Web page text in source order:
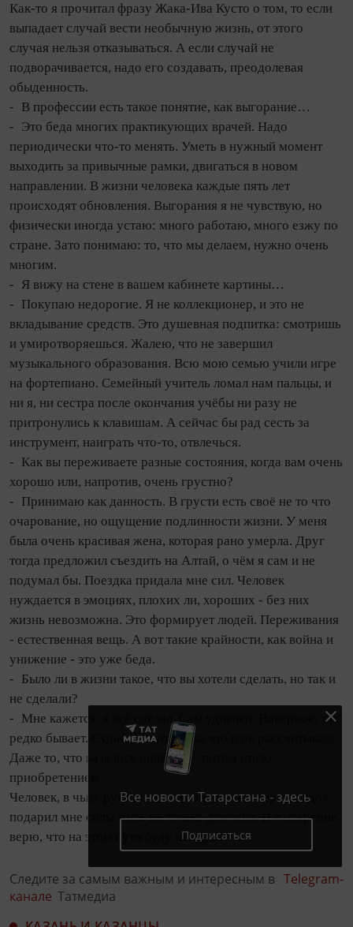
Как‑то я прочитал фразу Жака‑Ива Кусто о том, то если
выпадает случай вести необычную жизнь, от этого
случая нельзя отказываться. А если случай не
подворачивается, надо его создавать, преодолевая
обыденность.
- В профессии есть такое понятие, как выгорание…
- Это беда многих практикующих врачей. Надо
периодически что‑то менять. Уметь в нужный момент
выходить за привычные рамки, двигаться в новом
направлении. В жизни человека каждые пять лет
происходят обновления. Выгорания я не чувствую, но
физически ино­гда устаю: много работаю, много езжу по
стране. Зато понимаю: то, что мы делаем, нужно очень
многим.
- Я вижу на стене в вашем кабинете картины…
- Покупаю недорогие. Я не коллекционер, и это не
вкладывание средств. Это душевная подпитка: смотришь
и умиротворяешься. Жалею, что не завершил
музыкального образования. Всю мою семью учили игре
на фортепиано. Семейный учитель ломал нам пальцы, и
ни я, ни сестра после окончания учёбы ни разу не
притронулись к клавишам. А сейчас бы рад сесть за
инструмент, наиграть что‑то, отвлечься.
- Как вы переживаете разные состояния, ко­гда вам очень
хорошо или, напротив, очень грустно?
- Принимаю как данность. В грусти есть своё не то что
очарование, но ощущение подлинности жизни. У меня
была очень красивая жена, которая рано умерла. Друг
то­гда предложил съездить на Алтай, о чём я сам и не
подумал бы. Поездка придала мне сил. Человек
нуждается в эмоциях, плохих ли, хороших - без них
жизнь невозможна. Это формирует людей. Переживания
- естественная вещь. А вот такие крайности, как вой­на и
унижение - это уже беда.
- Было ли в жизни такое, что вы хотели сделать, но так и
не сделали?
- Мне кажется, я всё сделал. Сам удивлён. Наверное, так
редко бывает. Судьба дарит то, на что и не рассчитывал.
Даже то, что казалось ошибкой - потом стало
приобретением.
Человек, в чьих руках новая жизнь делает первый вдох,
подарил мне силы жить не только для себя. И я искренне
верю, что на этом пути буду не одна.
Следите за самым важным и интересным в Telegram-
канале Татмедиа
Все новости Татарстана - здесь
Подписаться